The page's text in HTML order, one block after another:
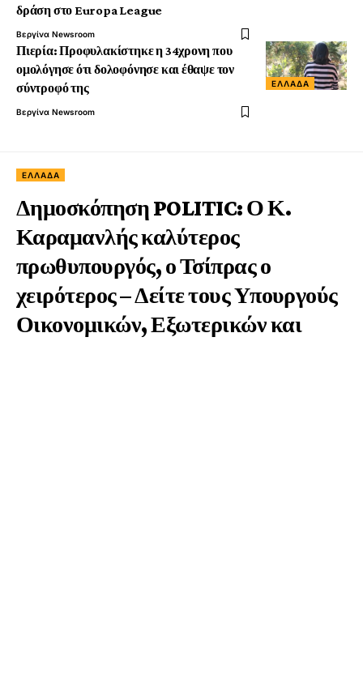
δράση στο Europa League
Βεργίνα Newsroom
ΕΛΛΆΔΑ
Πιερία: Προφυλακίστηκε η 34χρονη που
ομολόγησε ότι δολοφόνησε και έθαψε τον
σύντροφό της
Βεργίνα Newsroom
ΕΛΛΆΔΑ
Δημοσκόπηση POLITIC: Ο Κ.
Καραμανλής καλύτερος
πρωθυπουργός, ο Τσίπρας ο
χειρότερος – Δείτε τους Υπουργούς
Οικονομικών, Εξωτερικών και